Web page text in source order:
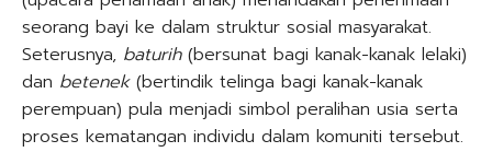
seorang bayi ke dalam struktur sosial masyarakat.
Seterusnya, baturih(bersunat bagi kanak-kanak lelaki)
dan betenek(bertindik telinga bagi kanak-kanak
perempuan) pula menjadi simbol peralihan usia serta
proses kematangan individu dalam komuniti tersebut.